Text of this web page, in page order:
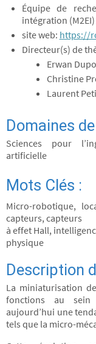
Équipe de
intégration (M2EI)
site web: https://
Directeur(s) de
Erwan
Christine
Laurent
Domaines
Sciences pour
artificielle
Mots Clés :
Micro-robotique,
capteurs, capteurs
à effet Hall,
physique
Description
La miniaturisation
fonctions au sein
aujourd’hui une
tels que la micro-